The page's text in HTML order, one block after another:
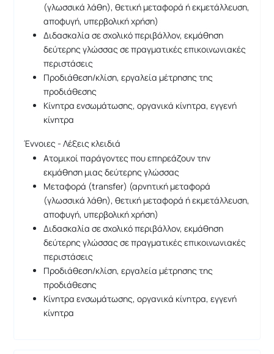
(γλωσσικά λάθη), θετική μεταφορά ή εκμετάλλευση,
αποφυγή, υπερβολική χρήση)
Διδασκαλία σε σχολικό περιβάλλον, εκμάθηση
δεύτερης γλώσσας σε πραγματικές επικοινωνιακές
περιστάσεις
Προδιάθεση/κλίση, εργαλεία μέτρησης της
προδιάθεσης
Κίνητρα ενσωμάτωσης, οργανικά κίνητρα, εγγενή
κίνητρα
Έννοιες - Λέξεις κλειδιά
Ατομικοί παράγοντες που επηρεάζουν την
εκμάθηση μιας δεύτερης γλώσσας
Μεταφορά (transfer) (αρνητική μεταφορά
(γλωσσικά λάθη), θετική μεταφορά ή εκμετάλλευση,
αποφυγή, υπερβολική χρήση)
Διδασκαλία σε σχολικό περιβάλλον, εκμάθηση
δεύτερης γλώσσας σε πραγματικές επικοινωνιακές
περιστάσεις
Προδιάθεση/κλίση, εργαλεία μέτρησης της
προδιάθεσης
Κίνητρα ενσωμάτωσης, οργανικά κίνητρα, εγγενή
κίνητρα